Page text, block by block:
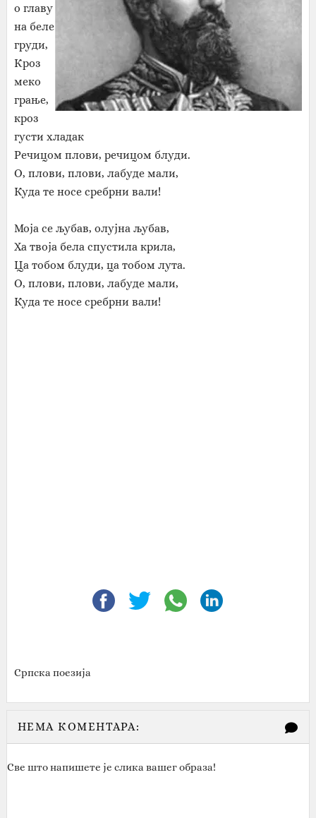
о главу
на беле
груди,
Кроз
меко
грање,
кроз
густи хладак
Речицом плови, речицом блуди.
О, плови, плови, лабуде мали,
Куда те носе сребрни вали!
Моја се љубав, олујна љубав,
Ха твоја бела спустила крила,
Ца тобом блуди, ца тобом лута.
О, плови, плови, лабуде мали,
Куда те носе сребрни вали!
Српска поезија
НЕМА КОМЕНТАРА:
Све што напишете је слика вашег образа!